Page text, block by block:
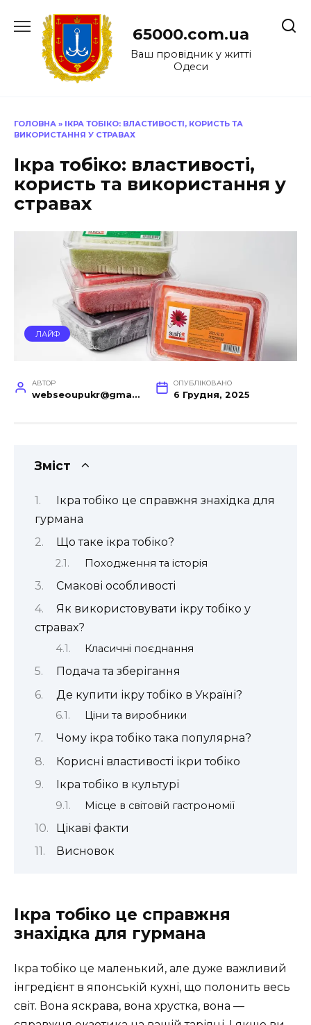
до
65000.com.ua
Ваш провідник у житті
Одеси
ГОЛОВНА » ІКРА ТОБІКО: ВЛАСТИВОСТІ, КОРИСТЬ ТА
ВИКОРИСТАННЯ У СТРАВАХ
Ікра тобіко: властивості,
користь та використання у
стравах
ЛАЙФ
АВТОР
webseoupukr@gmail.com
ОПУБЛІКОВАНО
6 Грудня, 2025
Зміст
Ікра тобіко це справжня знахідка для
гурмана
Що таке ікра тобіко?
Походження та історія
Смакові особливості
Як використовувати ікру тобіко у
стравах?
Класичні поєднання
Подача та зберігання
Де купити ікру тобіко в Україні?
Ціни та виробники
Чому ікра тобіко така популярна?
Корисні властивості ікри тобіко
Ікра тобіко в культурі
Місце в світовій гастрономії
Цікаві факти
Висновок
Ікра тобіко це справжня
знахідка для гурмана
Ікра тобіко це маленький, але дуже важливий
інгредієнт в японській кухні, що полонить весь
світ. Вона яскрава, вона хрустка, вона —